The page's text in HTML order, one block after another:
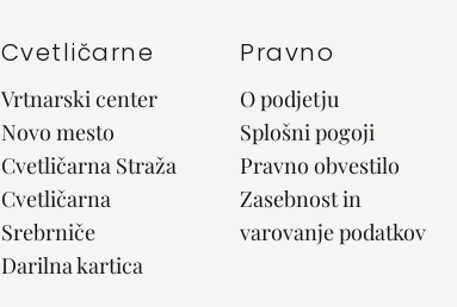
Cvetličarne
Vrtnarski center
Novo mesto
Cvetličarna Straža
Cvetličarna
Srebrniče
Darilna kartica
Pravno
O podjetju
Splošni pogoji
Pravno obvestilo
Zasebnost in
varovanje podatkov